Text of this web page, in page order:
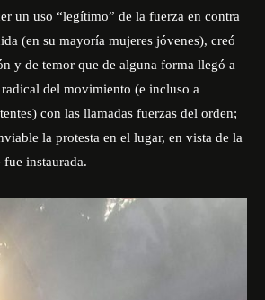
un uso “legítimo” de la fuerza en contra
(en su mayoría mujeres jóvenes), creó
y de temor que de alguna forma llegó a
del movimiento (e incluso a
con las llamadas fuerzas del orden;
la protesta en el lugar, en vista de la
fue instaurada.